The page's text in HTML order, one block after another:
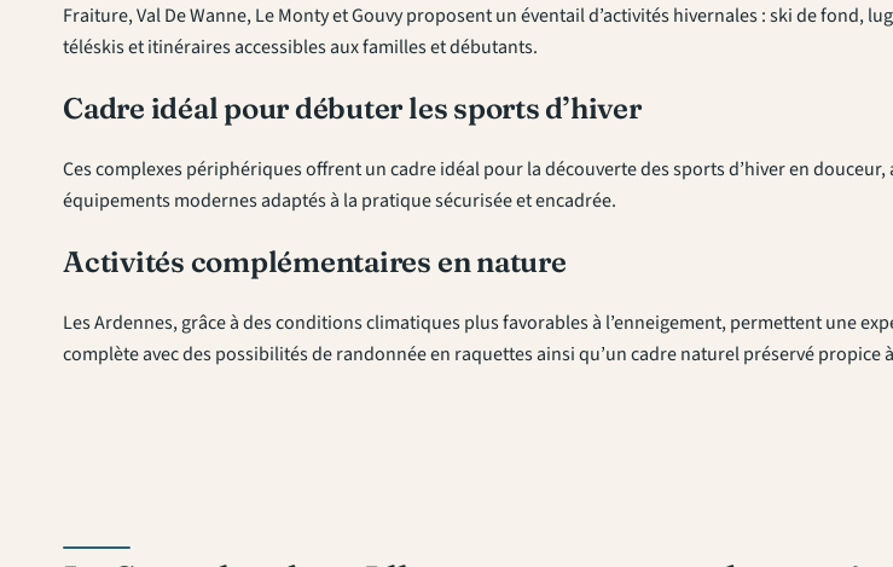
Fraiture, Val De Wanne, Le Monty et Gouvy proposent un éventail d’activités hivernales : ski de fond,
téléskis et itinéraires accessibles aux familles et débutants.
Cadre idéal pour débuter les sports d’hiver
Ces complexes périphériques offrent un cadre idéal pour la découverte des sports d’hiver en douceur,
équipements modernes adaptés à la pratique sécurisée et encadrée.
Activités complémentaires en nature
Les Ardennes, grâce à des conditions climatiques plus favorables à l’enneigement, permettent une
complète avec des possibilités de randonnée en raquettes ainsi qu’un cadre naturel préservé propice